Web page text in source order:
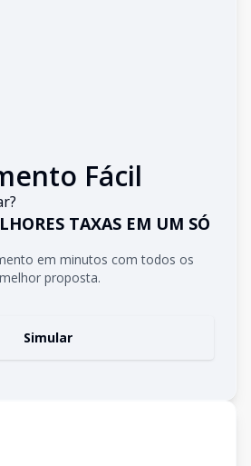
Fácil
TAXAS EM UM SÓ
em minutos com todos os
proposta.
Simular